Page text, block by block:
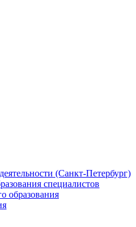
(Санкт-Петербург)
специалистов
образования